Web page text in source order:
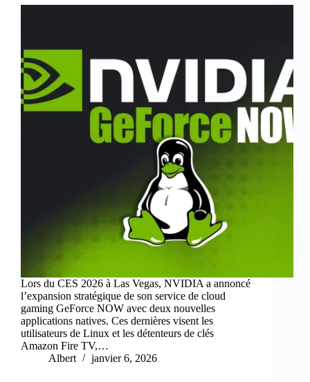
Lors du CES 2026 à Las Vegas, NVIDIA a annoncé
l’expansion stratégique de son service de cloud
gaming GeForce NOW avec deux nouvelles
applications natives. Ces dernières visent les
utilisateurs de Linux et les détenteurs de clés
Amazon Fire TV,…
Albert
janvier 6, 2026